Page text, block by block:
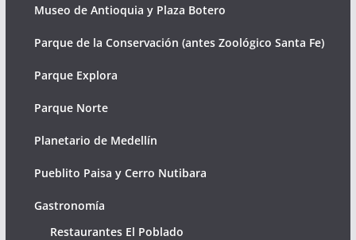
Museo de Antioquia y Plaza Botero
Parque de la Conservación (antes Zoológico Santa Fe)
Parque Explora
Parque Norte
Planetario de Medellín
Pueblito Paisa y Cerro Nutibara
Gastronomía
Restaurantes El Poblado